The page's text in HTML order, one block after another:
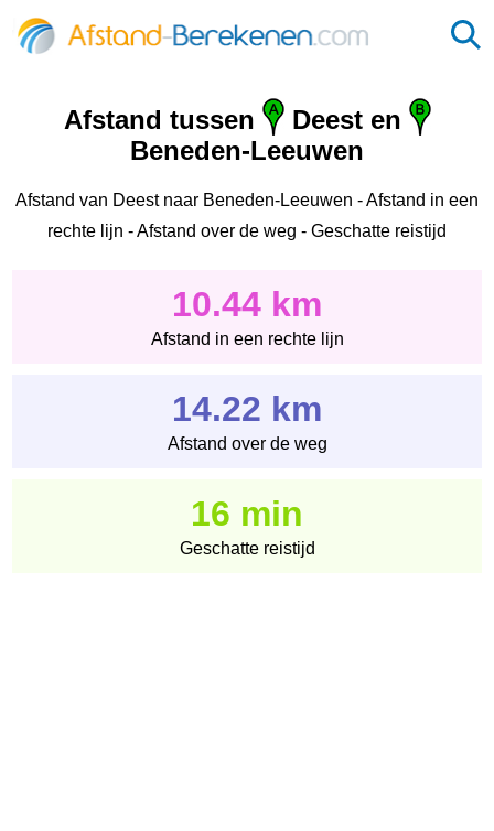
Afstand tussen
Deest en
Beneden-Leeuwen
Afstand van Deest naar Beneden-Leeuwen - Afstand in een
rechte lijn - Afstand over de weg - Geschatte reistijd
10.44 km
Afstand in een rechte lijn
14.22 km
Afstand over de weg
16 min
Geschatte reistijd